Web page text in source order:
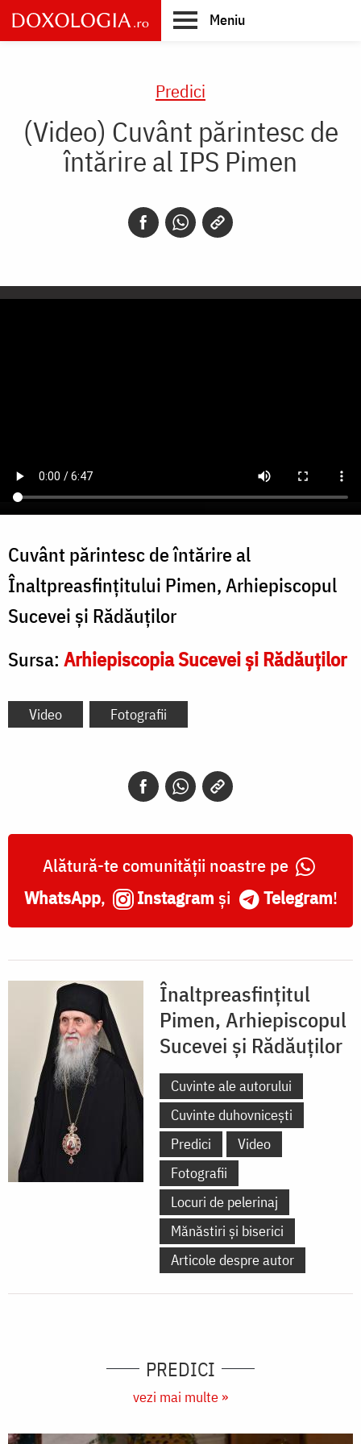
Skip
to
main
Meniu
Predici
(Video) Cuvânt părintesc de
întărire al IPS Pimen
Cuvânt părintesc de întărire al
Înaltpreasfințitului Pimen, Arhiepiscopul
Sucevei și Rădăuților
Sursa: Arhiepiscopia Sucevei și Rădăuților
Video Fotografii
Alătură-te comunității noastre pe
WhatsApp, Instagram și Telegram!
Înaltpreasfințitul
Pimen, Arhiepiscopul
Sucevei și Rădăuților
Cuvinte ale autorului
Cuvinte duhovnicești
Predici
Video
Fotografii
Locuri de pelerinaj
Mănăstiri și biserici
Articole despre autor
PREDICI
vezi mai multe »